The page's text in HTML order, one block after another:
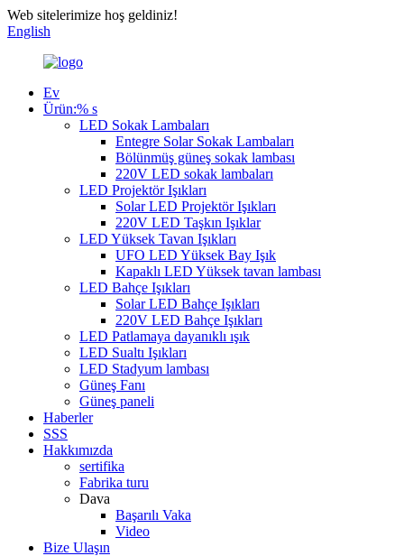
Web sitelerimize hoş geldiniz!
English
Ev
Ürün:% s
LED Sokak Lambaları
Entegre Solar Sokak Lambaları
Bölünmüş güneş sokak lambası
220V LED sokak lambaları
LED Projektör Işıkları
Solar LED Projektör Işıkları
220V LED Taşkın Işıklar
LED Yüksek Tavan Işıkları
UFO LED Yüksek Bay Işık
Kapaklı LED Yüksek tavan lambası
LED Bahçe Işıkları
Solar LED Bahçe Işıkları
220V LED Bahçe Işıkları
LED Patlamaya dayanıklı ışık
LED Sualtı Işıkları
LED Stadyum lambası
Güneş Fanı
Güneş paneli
Haberler
SSS
Hakkımızda
sertifika
Fabrika turu
Dava
Başarılı Vaka
Video
Bize Ulaşın